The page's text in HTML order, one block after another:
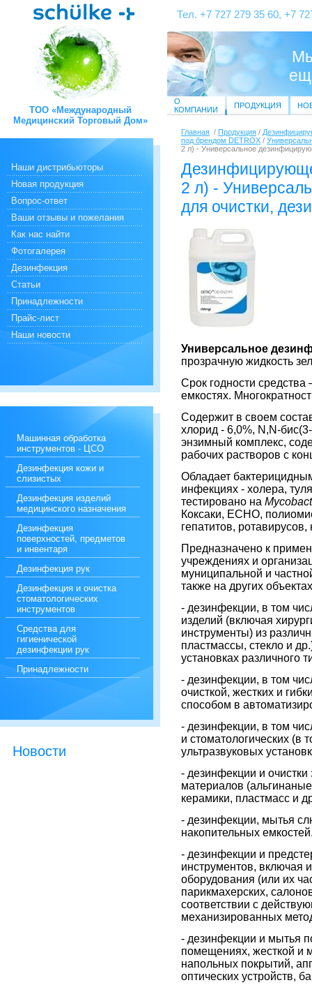
ТОО «Международный
Медицинский Торговый Дом»
Наши дистрибьюторы
Новая продукция
Вопрос-ответ
Ваши отзывы и пожелания
Как нас найти
Фотогалерея
Дезинфекция
Статьи
Принадлежности
Прайс-лист
Наши новости
Машинная обработка
инструментов - ЦСО
Дезинфекция кожи и
слизистых
Дезинфекция изделий
медицинского назначения
Дезинфекция
поверхностей, предметов
и инвентаря
Дезинфекция рук
Дезинфекция и очистка
стоматологических
инструментов
Cредства для
гигиенической
дезинфекции рук
Принадлежности
Новости
Тел. +7 727 279 35 60, +7
О
КОМПАНИИ
ПРОДУКЦИЯ
Главная / Продукция /
под брендом DETROX /
2 л) - Универсальное
2 л) -
для очистки,
Универсальное
прозрачную жидкость
Срок годности средства
емкостях.
Содержит в своем
хлорид - 6,0%, N,N-
энзимный комплекс,
рабочих растворов с
Обладает
инфекциях - холера,
тестировано на
Коксаки, ЕСНО,
гепатитов,
Предназначено к
учреждениях и
муниципальной и
также на других
- дезинфекции, в том
изделий (включая
инструменты) из
пластмассы, стекло и
установках различного
- дезинфекции, в том
очисткой, жестких и
способом в
- дезинфекции, в том
и стоматологических (в
ультразвуковых
- дезинфекции и очистки
материалов
керамики, пластмасс и
- дезинфекции, мытья
накопительных
- дезинфекции и
инструментов, включая
оборудования (или их
парикмахерских,
соответствии с
механизированных
- дезинфекции и мытья
помещениях, жесткой и
напольных покрытий,
оптических устройств,